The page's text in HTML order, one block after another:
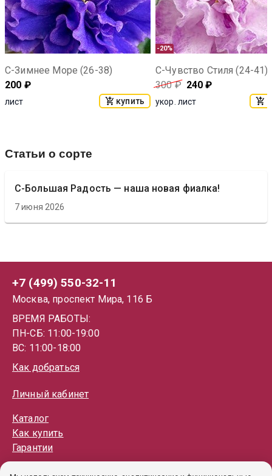
С-Зимнее Море (26-38)
200 ₽
лист купить
-20%
С-Чувство Стиля (24-41)
300₽ 240 ₽
укор. лист
Статьи о сорте
С-Большая Радость — наша новая фиалка!
7 июня 2026
+7 (499) 550-32-11
Москва, проспект Мира, 116 Б
ВРЕМЯ РАБОТЫ:
ПН-СБ: 11:00-19:00
ВС: 11:00-18:00
Как добраться
Личный кабинет
Каталог
Как купить
Гарантии